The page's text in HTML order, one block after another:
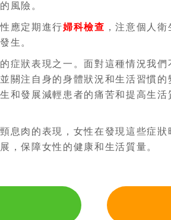
風險。
應定期進行婦科檢查 ，注意個人
生。
症狀表現之一。面對這種情況我
關注自身的身體狀況和生活習慣
和發展減輕患者的痛苦和提高生
息肉的表現，女性在發現這些症
，保障女性的健康和生活質量。